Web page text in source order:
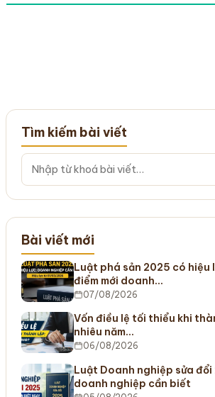
Tìm kiếm bài viết
Bài viết mới
Luật phá sản 2025 có hiệu
điểm mới doanh…
07/08/2026
Vốn điều lệ tối thiểu khi
nhiêu năm…
06/08/2026
Luật Doanh nghiệp sửa
doanh nghiệp cần biết